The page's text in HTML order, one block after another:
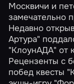
Москвичи и
замечательно
Недавно
Артура"
"КлоунАДА" от
Рецензенты с
побед квесты